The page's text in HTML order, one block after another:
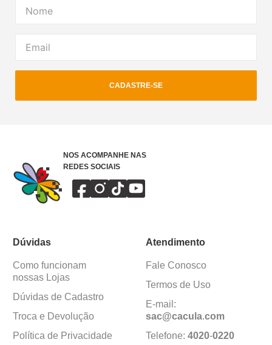
CADASTRE-SE
NOS ACOMPANHE NAS
REDES SOCIAIS
Dúvidas
Como funcionam
nossas Lojas
Dúvidas de Cadastro
Troca e Devolução
Política de Privacidade
Atendimento
Fale Conosco
Termos de Uso
E-mail:
sac@cacula.com
Telefone: 4020-0220